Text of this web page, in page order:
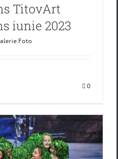
TitovArt
iunie 2023
Foto
0